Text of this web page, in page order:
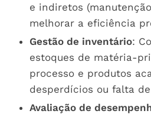
e indiretos
melhorar a eficiência
Gestão de inventário:
estoques de matéria-
processo e produtos
desperdícios ou falta
Avaliação de